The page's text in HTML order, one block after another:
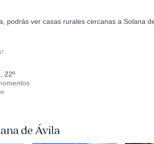
podrás ver casas rurales cercanas a Solana
22º
de Ávila